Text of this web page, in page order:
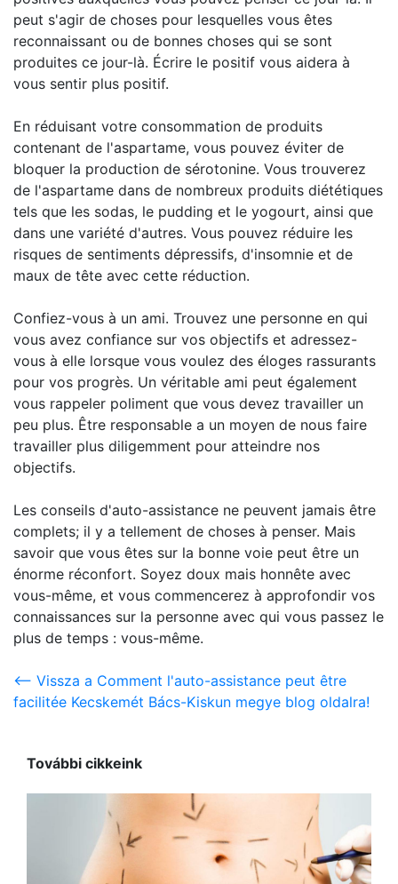
peut s'agir de choses pour lesquelles vous êtes
reconnaissant ou de bonnes choses qui se sont
produites ce jour-là. Écrire le positif vous aidera à
vous sentir plus positif.
En réduisant votre consommation de produits
contenant de l'aspartame, vous pouvez éviter de
bloquer la production de sérotonine. Vous trouverez
de l'aspartame dans de nombreux produits diététiques
tels que les sodas, le pudding et le yogourt, ainsi que
dans une variété d'autres. Vous pouvez réduire les
risques de sentiments dépressifs, d'insomnie et de
maux de tête avec cette réduction.
Confiez-vous à un ami. Trouvez une personne en qui
vous avez confiance sur vos objectifs et adressez-
vous à elle lorsque vous voulez des éloges rassurants
pour vos progrès. Un véritable ami peut également
vous rappeler poliment que vous devez travailler un
peu plus. Être responsable a un moyen de nous faire
travailler plus diligemment pour atteindre nos
objectifs.
Les conseils d'auto-assistance ne peuvent jamais être
complets; il y a tellement de choses à penser. Mais
savoir que vous êtes sur la bonne voie peut être un
énorme réconfort. Soyez doux mais honnête avec
vous-même, et vous commencerez à approfondir vos
connaissances sur la personne avec qui vous passez le
plus de temps : vous-même.
<-- Vissza a Comment l'auto-assistance peut être
facilitée Kecskemét Bács-Kiskun megye blog oldalra!
További cikkeink